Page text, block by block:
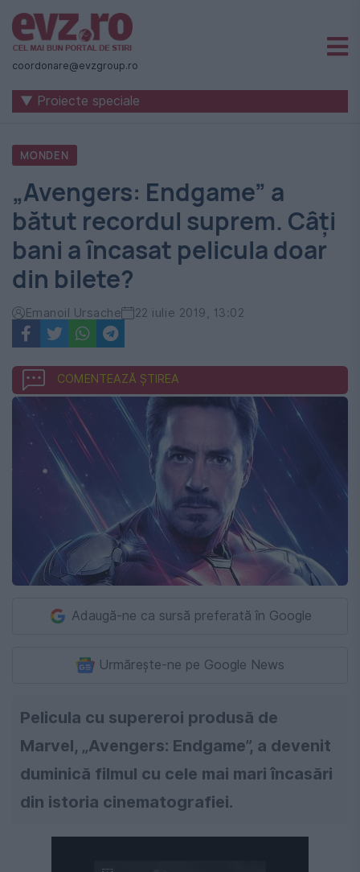
Știri
naționale
internaționale
România
-
Evenimentul
Zilei
coordonare@evzgroup.ro
▼ Proiecte speciale
MONDEN
„Avengers: Endgame” a
bătut recordul suprem. Câți
bani a încasat pelicula doar
din bilete?
Emanoil Ursache 22 iulie 2019, 13:02
COMENTEAZĂ ȘTIREA
Adaugă-ne ca sursă preferată în Google
Urmărește-ne pe Google News
Pelicula cu supereroi produsă de
Marvel, „Avengers: Endgame”, a devenit
duminică filmul cu cele mai mari încasări
din istoria cinematografiei.